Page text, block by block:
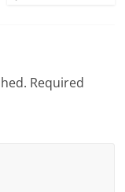
Required